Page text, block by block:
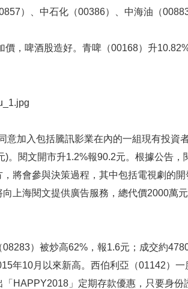
）、中石化（00386）、中海油（
，啤酒股造好。青啤（00168）升
意加入包括騰訊影業在內的一組現有投資
。閱文開市升1.2%報90.2元。根據公告，
將會參與決策過程，其中包括電視劇的
上海閱文提供廣告服務，總代價2000萬
）被炒高62%，報1.6元；成交約
年10月以來新高。西伯利亞（01142）一
HAPPY2018」定期存款優惠，只要身份